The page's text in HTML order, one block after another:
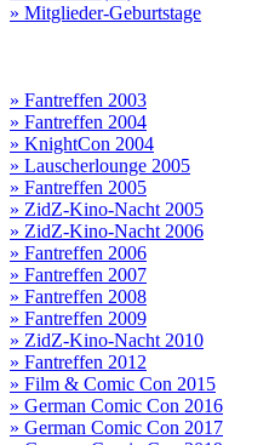
» Mitglieder-Geburtstage
» Fantreffen 2003
» Fantreffen 2004
» KnightCon 2004
» Lauscherlounge 2005
» Fantreffen 2005
» ZidZ-Kino-Nacht 2005
» ZidZ-Kino-Nacht 2006
» Fantreffen 2006
» Fantreffen 2007
» Fantreffen 2008
» Fantreffen 2009
» ZidZ-Kino-Nacht 2010
» Fantreffen 2012
» Film & Comic Con 2015
» German Comic Con 2016
» German Comic Con 2017